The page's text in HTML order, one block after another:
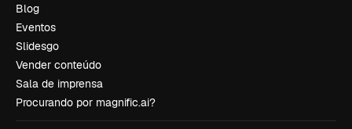
Blog
Eventos
Slidesgo
Vender conteúdo
Sala de imprensa
Procurando por magnific.ai?